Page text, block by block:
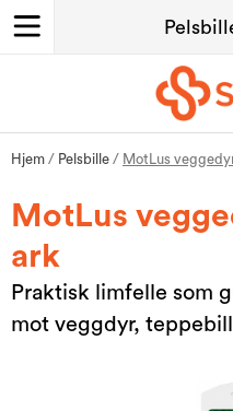
Hjem / Pelsbille / MotLus
MotLus
ark
Praktisk limfelle som
mot veggdyr,